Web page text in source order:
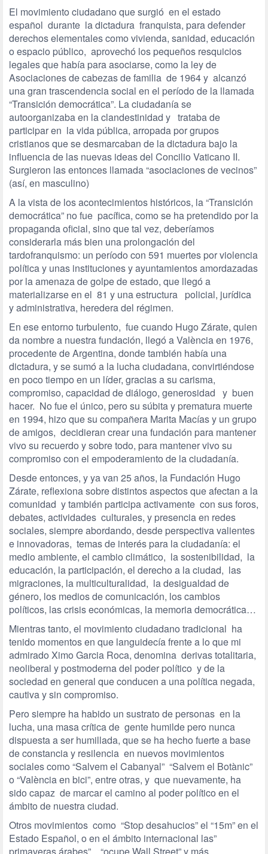
El movimiento ciudadano que surgió en el estado
español durante la dictadura franquista, para defender
derechos elementales como vivienda, sanidad, educación
o espacio público, aprovechó los pequeños resquicios
legales que había para asociarse, como la ley de
Asociaciones de cabezas de familia de 1964 y alcanzó
una gran trascendencia social en el período de la llamada
“Transición democrática”. La ciudadanía se
autoorganizaba en la clandestinidad y trataba de
participar en la vida pública, arropada por grupos
cristianos que se desmarcaban de la dictadura bajo la
influencia de las nuevas ideas del Concilio Vaticano II.
Surgieron las entonces llamada “asociaciones de vecinos”
(así, en masculino)
A la vista de los acontecimientos históricos, la “Transición
democrática” no fue pacífica, como se ha pretendido por la
propaganda oficial, sino que tal vez, deberíamos
considerarla más bien una prolongación del
tardofranquismo: un período con 591 muertes por violencia
política y unas instituciones y ayuntamientos amordazadas
por la amenaza de golpe de estado, que llegó a
materializarse en el 81 y una estructura policial, jurídica
y administrativa, heredera del régimen.
En ese entorno turbulento, fue cuando Hugo Zárate, quien
da nombre a nuestra fundación, llegó a València en 1976,
procedente de Argentina, donde también había una
dictadura, y se sumó a la lucha ciudadana, convirtiéndose
en poco tiempo en un líder, gracias a su carisma,
compromiso, capacidad de diálogo, generosidad y buen
hacer. No fue el único, pero su súbita y prematura muerte
en 1994, hizo que su compañera Marita Macías y un grupo
de amigos, decidieran crear una fundación para mantener
vivo su recuerdo y sobre todo, para mantener vivo su
compromiso con el empoderamiento de la ciudadanía.
Desde entonces, y ya van 25 años, la Fundación Hugo
Zárate, reflexiona sobre distintos aspectos que afectan a la
comunidad y también participa activamente con sus foros,
debates, actividades culturales, y presencia en redes
sociales, siempre abordando, desde perspectiva valientes
e innovadoras, temas de interés para la ciudadanía: el
medio ambiente, el cambio climático, la sostenibilidad, la
educación, la participación, el derecho a la ciudad, las
migraciones, la multiculturalidad, la desigualdad de
género, los medios de comunicación, los cambios
políticos, las crisis económicas, la memoria democrática…
Mientras tanto, el movimiento ciudadano tradicional ha
tenido momentos en que languidecía frente a lo que mi
admirado Ximo Garcia Roca, denomina derivas totalitaria,
neoliberal y postmoderna del poder político y de la
sociedad en general que conducen a una política negada,
cautiva y sin compromiso.
Pero siempre ha habido un sustrato de personas en la
lucha, una masa crítica de gente humilde pero nunca
dispuesta a ser humillada, que se ha hecho fuerte a base
de constancia y resilencia en nuevos movimientos
sociales como “Salvem el Cabanyal” “Salvem el Botànic”
o “València en bici”, entre otras, y que nuevamente, ha
sido capaz de marcar el camino al poder político en el
ámbito de nuestra ciudad.
Otros movimientos como “Stop desahucios” el “15m” en el
Estado Español, o en el ámbito internacional las”